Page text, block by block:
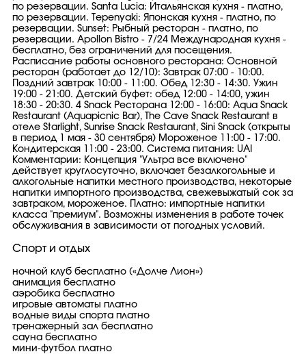
по резервации. Santa Lucia: Итальянская кухня - платно,
по резервации. Tepenyaki: Японская кухня - платно, по
резервации. Sunset: Рыбный ресторан - платно, по
резервации. Apollon Bistro - 7/24 Международная кухня -
бесплатно, без ограничений для посещения.
Расписание работы основного ресторана: Основной
ресторан (работает до 12/10): Завтрак 07:00 - 10:00.
Поздний завтрак 10:00 - 11:00. Обед 12:30 - 14:30. Ужин
19:00 - 21:00. Детский буфет: обед 12:00 - 14:00, ужин
18:30 - 20:30. 4 Snack Ресторана 12:00 - 16:00: Aqua Snack
Restaurant (Aquapicnic Bar), The Cave Snack Restaurant в
отеле Starlight, Sunrise Snack Restaurant, Sini Snack (открыты
в период 1 мая - 30 сентября) Мороженое 11:00 - 17:00.
Кондитерская 11:00 - 23:00. Система питания: UAI
Комментарии: Концепция "Ультра все включено"
действует круглосуточно, включает безалкогольные и
алкогольные напитки местного производства, некоторые
напитки импортного производства, свежевыжатый сок за
завтраком, мороженое. Платно: импортные напитки
класса "премиум". Возможны изменения в работе точек
обслуживания в зависимости от погодных условий.
Спорт и отдых
ночной клуб бесплатно («Долче Лион»)
анимация бесплатно
аэробика бесплатно
игровые автоматы платно
водные виды спорта платно
тренажерный зал бесплатно
сауна бесплатно
мини-футбол платно